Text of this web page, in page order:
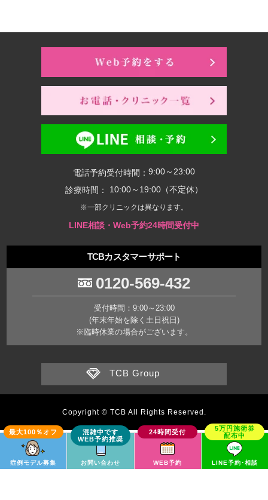
電話予約受付時間： 9:00～23:00
診療時間：
10:00～19:00（不定休）
※一部クリニックは異なります。
LINE相談・Web予約24時間受付中
TCBカスタマーサポート
0120-569-432
受付時間：9:00～23:00
(年末年始を除く土日祝日)
※臨時休業の場合がございます。
TCB Group
症例モデル募集 お問い合わせ WEB予約 LINE予約･相談
Copyright © TCB All Rights Reserved.